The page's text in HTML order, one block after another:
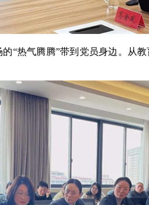
“热气腾腾”带到党员身边。从